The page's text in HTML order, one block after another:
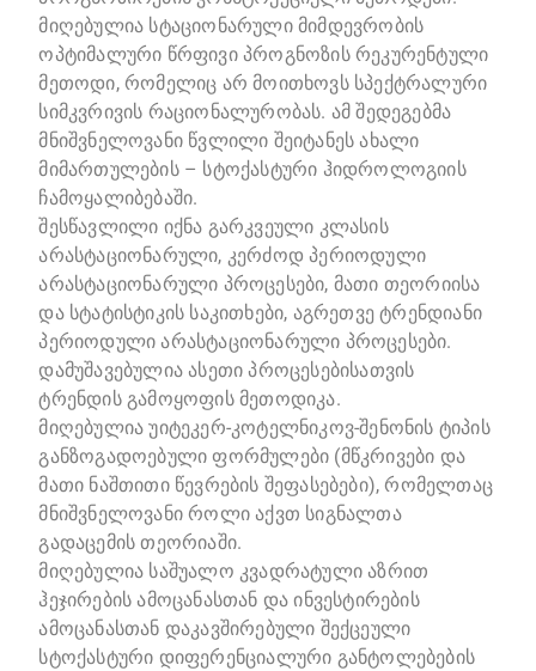
მიღებულია სტაციონარული მიმდევრობის
ოპტიმალური წრფივი პროგნოზის რეკურენტული
მეთოდი, რომელიც არ მოითხოვს სპექტრალური
სიმკვრივის რაციონალურობას. ამ შედეგებმა
მნიშვნელოვანი წვლილი შეიტანეს ახალი
მიმართულების – სტოქასტური ჰიდროლოგიის
ჩამოყალიბებაში.
შესწავლილი იქნა გარკვეული კლასის
არასტაციონარული, კერძოდ პერიოდული
არასტაციონარული პროცესები, მათი თეორიისა
და სტატისტიკის საკითხები, აგრეთვე ტრენდიანი
პერიოდული არასტაციონარული პროცესები.
დამუშავებულია ასეთი პროცესებისათვის
ტრენდის გამოყოფის მეთოდიკა.
მიღებულია უიტეკერ-კოტელნიკოვ-შენონის ტიპის
განზოგადოებული ფორმულები (მწკრივები და
მათი ნაშთითი წევრების შეფასებები), რომელთაც
მნიშვნელოვანი როლი აქვთ სიგნალთა
გადაცემის თეორიაში.
მიღებულია საშუალო კვადრატული აზრით
ჰეჯირების ამოცანასთან და ინვესტირების
ამოცანასთან დაკავშირებული შექცეული
სტოქასტური დიფერენციალური განტოლებების